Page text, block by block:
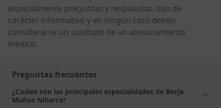
especialmente preguntas y respuestas, son de
carácter informativo y en ningún caso deben
considerarse un sustituto de un asesoramiento
médico.
Preguntas frecuentes
¿Cuáles son las principales especialidades de Borja
Muñoz Niharra?